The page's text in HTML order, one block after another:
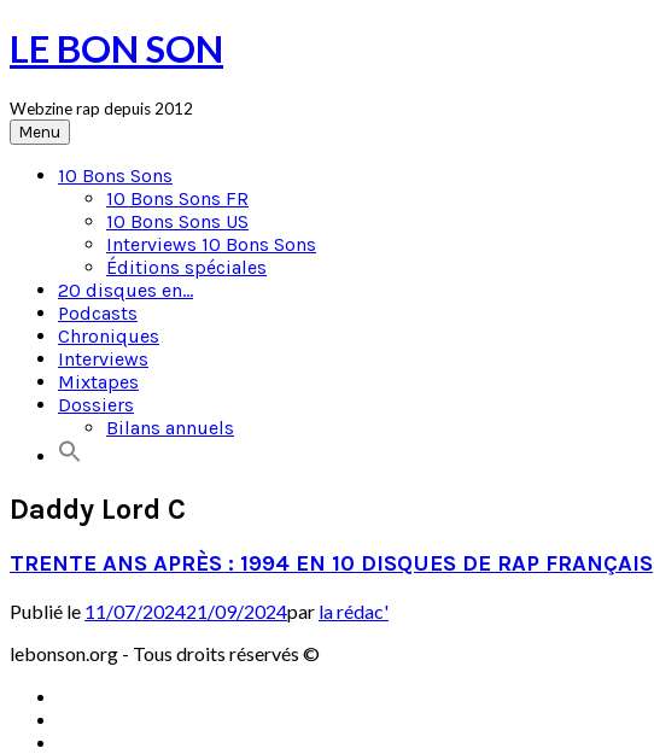
Skip
to
LE BON SON
Webzine rap depuis 2012
Menu
10 Bons Sons
10 Bons Sons FR
10 Bons Sons US
Interviews 10 Bons Sons
Éditions spéciales
20 disques en…
Podcasts
Chroniques
Interviews
Mixtapes
Dossiers
Bilans annuels
Daddy Lord C
TRENTE ANS APRÈS : 1994 EN 10 DISQUES DE RAP FRANÇAIS
Publié le 11/07/202421/09/2024par la rédac'
lebonson.org - Tous droits réservés ©